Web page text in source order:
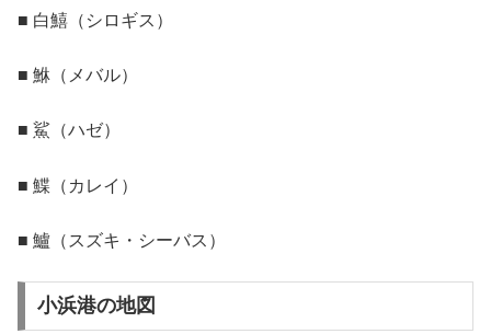
■ 白鱚（シロギス）
■ 鮴（メバル）
■ 鯊（ハゼ）
■ 鰈（カレイ）
■ 鱸（スズキ・シーバス）
小浜港の地図